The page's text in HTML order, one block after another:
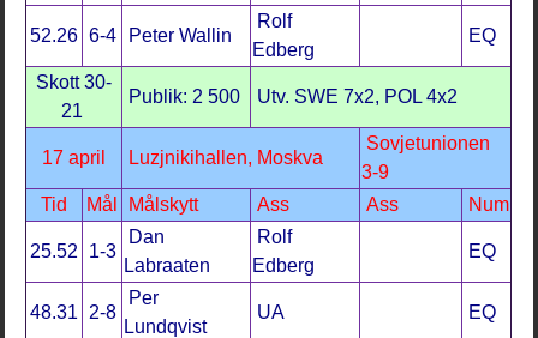
52.26 6-4 Peter Wallin
Rolf
Edberg
EQ
Skott 30-
21
Publik: 2 500 Utv. SWE 7x2, POL 4x2
17 april Luzjnikihallen, Moskva
Sovjetunionen
3-9
Tid
Mål Målskytt Ass Ass Num
25.52 1-3
Dan
Labraaten
Rolf
Edberg
EQ
48.31 2-8
Per
Lundqvist
UA EQ